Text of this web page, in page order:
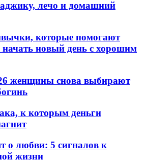
лечо и домашний
которые помогают
начать новый день с хорошим
женщины снова выбирают
к которым деньги
о любви: 5 сигналов к
жизни